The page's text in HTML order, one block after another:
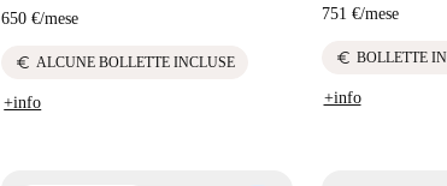
650 €/mese
euro ALCUNE BOLLETTE INCLUSE
+info
751 €/mese
euro BOLLETTE
+info